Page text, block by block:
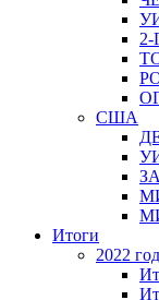
США
Итоги
2022 год